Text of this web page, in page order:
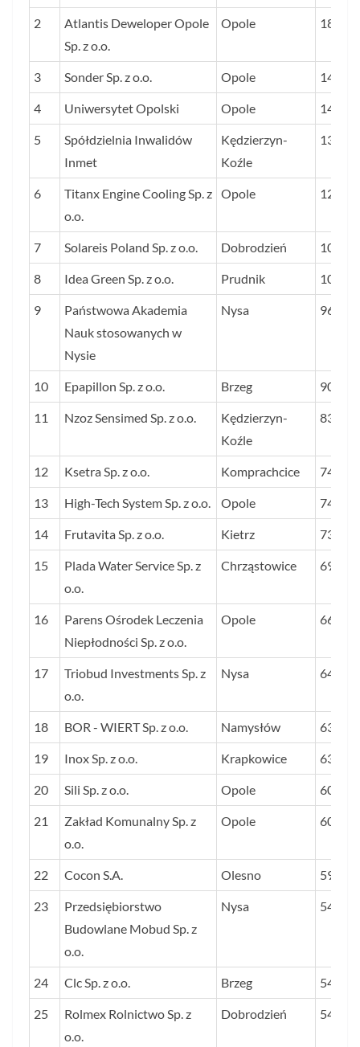
W
PROC.
2
Atlantis Deweloper Opole
Sp. z o.o.
Opole 1874
3 Sonder Sp. z o.o. Opole 1497
4 Uniwersytet Opolski Opole 1468
5
Spółdzielnia Inwalidów
Inmet
Kędzierzyn-
Koźle
1382
6
Titanx Engine Cooling Sp. z
o.o.
Opole 1207
7 Solareis Poland Sp. z o.o. Dobrodzień 1057
8 Idea Green Sp. z o.o. Prudnik 1021
9
Państwowa Akademia
Nauk stosowanych w
Nysie
Nysa 965
10 Epapillon Sp. z o.o. Brzeg 905
11 Nzoz Sensimed Sp. z o.o.
Kędzierzyn-
Koźle
838
12 Ksetra Sp. z o.o. Komprachcice 744
13 High-Tech System Sp. z o.o. Opole 740
14 Frutavita Sp. z o.o. Kietrz 732
15
Plada Water Service Sp. z
o.o.
Chrząstowice 698
16
Parens Ośrodek Leczenia
Niepłodności Sp. z o.o.
Opole 666
17
Triobud Investments Sp. z
o.o.
Nysa 646
18 BOR - WIERT Sp. z o.o. Namysłów 638
19 Inox Sp. z o.o. Krapkowice 633
20 Sili Sp. z o.o. Opole 605
21
Zakład Komunalny Sp. z
o.o.
Opole 604
22 Cocon S.A. Olesno 598
23
Przedsiębiorstwo
Budowlane Mobud Sp. z
o.o.
Nysa 549
24 Clc Sp. z o.o. Brzeg 548
25
Rolmex Rolnictwo Sp. z
o.o.
Dobrodzień 546